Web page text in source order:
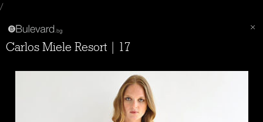
/
Carlos Miele Resort | 17